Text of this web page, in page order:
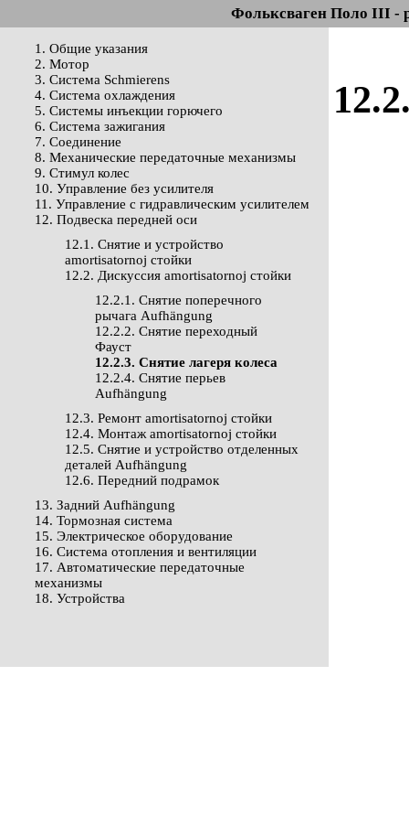
Фольксваген Поло III -
1. Общие указания
2. Мотор
3. Система Schmierens
4. Система охлаждения
5. Системы инъекции горючего
6. Система зажигания
7. Соединение
8. Механические передаточные механизмы
9. Стимул колес
10. Управление без усилителя
11. Управление с гидравлическим усилителем
12. Подвеска передней оси
12.1. Снятие и устройство
amortisatornoj стойки
12.2. Дискуссия amortisatornoj стойки
12.2.1. Снятие поперечного
рычага Aufhängung
12.2.2. Снятие переходный
Фауст
12.2.3. Снятие лагеря колеса
12.2.4. Снятие перьев
Aufhängung
12.3. Ремонт amortisatornoj стойки
12.4. Монтаж amortisatornoj стойки
12.5. Снятие и устройство отделенных
деталей Aufhängung
12.6. Передний подрамок
13. Задний Aufhängung
14. Тормозная система
15. Электрическое оборудование
16. Система отопления и вентиляции
17. Автоматические передаточные
механизмы
18. Устройства